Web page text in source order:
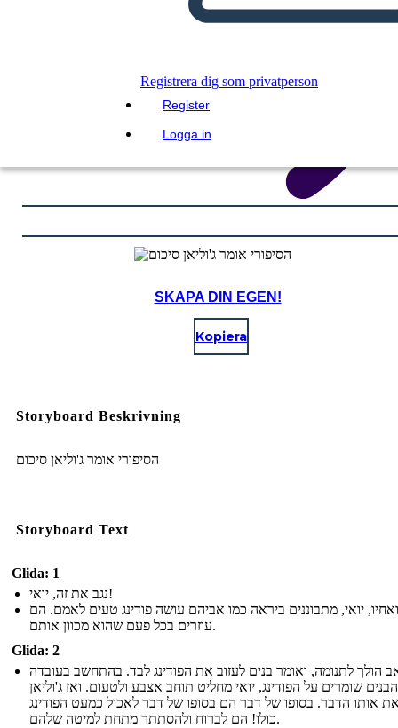
Registrera dig som privatperson
Register
Logga in
SKAPA DIN EGEN!
Kopiera
Storyboard Beskrivning
הסיפורי אומר ג'וליאן סיכום
Storyboard Text
Glida: 1
נגב את זה, יואי!
ואחיו, יואי, מתבוננים ביראה כמו אביהם עושה פודינג טעים לאמם. הם
עוזרים בכל פעם שהוא מכוון אותם.
Glida: 2
הולך לתנומה, ואומר בנים לעזוב את הפודינג לבד. בהתחשב בעובדה
שומרים על הפודינג, יואי מחליט תוחב אצבע ולטעום. ואז ג'וליאן
אותו הדבר. בסופו של דבר הם בסופו של דבר לאכול כמעט הפודינג
כולו! הם לברוח ולהסתתר מתחת למיטה שלהם.